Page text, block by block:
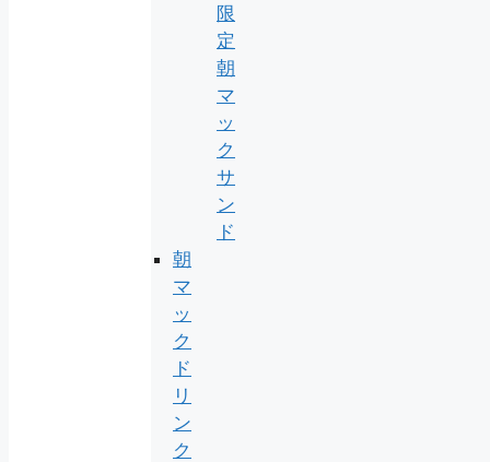
限
定
朝
マ
ッ
ク
サ
ン
ド
朝
マ
ッ
ク
ド
リ
ン
ク